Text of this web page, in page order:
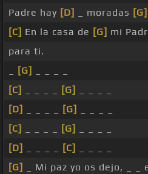
Padre hay [D] _ moradas [G]
[C] En la casa de [G] mi
para ti.
[G]
[C]
[G]
[D]
[G]
[C]
[G]
[D]
[C]
[G]
_ Mi paz yo os dejo, _ _